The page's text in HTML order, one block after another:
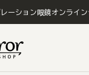
ーション眼鏡オンライン